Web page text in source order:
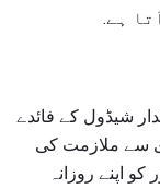
ہے.
شیڈول کے فائدے
سے ملازمت کی
اپنے روزانہ